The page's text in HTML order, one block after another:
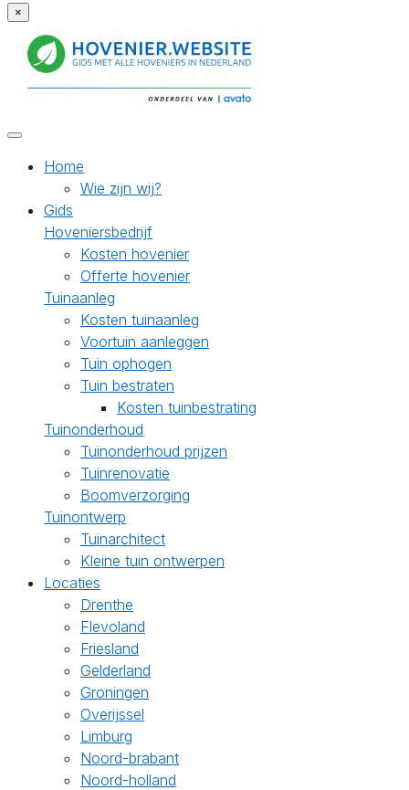
×
Home
Wie zijn wij?
Gids
Hoveniersbedrijf
Kosten hovenier
Offerte hovenier
Tuinaanleg
Kosten tuinaanleg
Voortuin aanleggen
Tuin ophogen
Tuin bestraten
Kosten tuinbestrating
Tuinonderhoud
Tuinonderhoud prijzen
Tuinrenovatie
Boomverzorging
Tuinontwerp
Tuinarchitect
Kleine tuin ontwerpen
Locaties
Drenthe
Flevoland
Friesland
Gelderland
Groningen
Overijssel
Limburg
Noord-brabant
Noord-holland